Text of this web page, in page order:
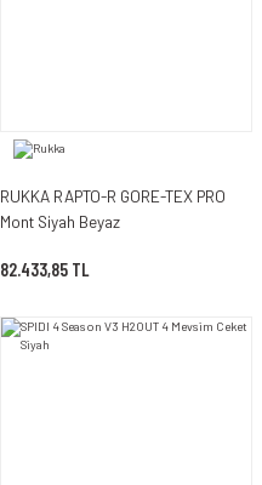
RUKKA RAPTO-R GORE-TEX PRO
Mont Siyah Beyaz
82.433,85 TL